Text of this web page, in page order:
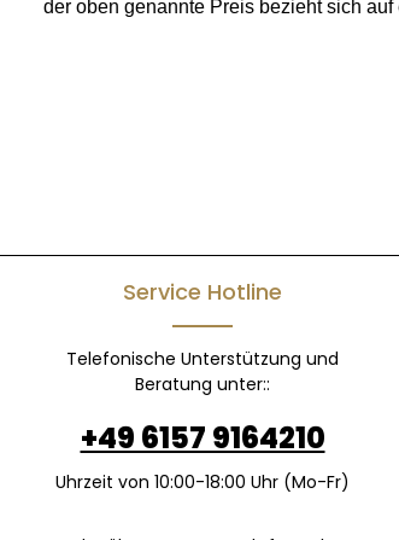
der oben genannte Preis bezieht sich
Service Hotline
Telefonische Unterstützung und
Beratung unter::
+49 6157 9164210
Uhrzeit von 10:00-18:00 Uhr (Mo-Fr)